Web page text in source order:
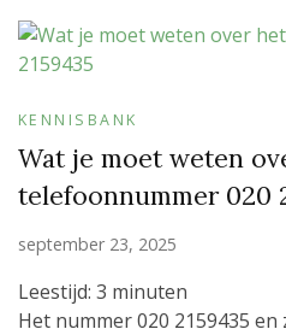
KENNISBANK
Wat je moet weten
telefoonnummer 020
september 23, 2025
Leestijd: 3 minuten
Het nummer 020 2159435